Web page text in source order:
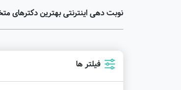
نوبت دهی اینترنتی بهترین
فیلتر ها